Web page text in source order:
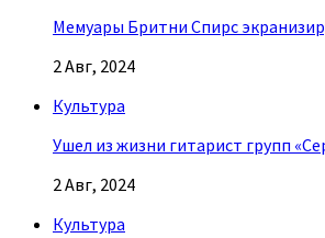
Мемуары Бритни Спирс
2 Авг, 2024
Культура
Ушел из жизни гитарист групп
2 Авг, 2024
Культура